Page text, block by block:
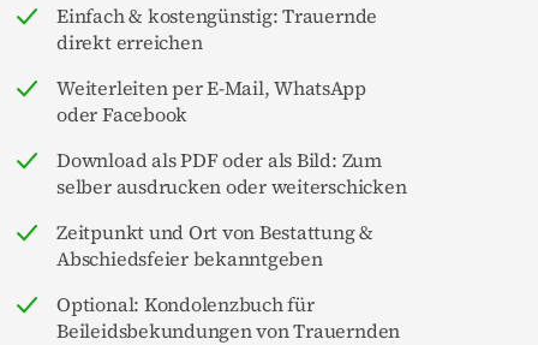
Einfach & kostengünstig: Trauernde
direkt erreichen
Weiterleiten per E-Mail, WhatsApp
oder Facebook
Download als PDF oder als Bild: Zum
selber ausdrucken oder weiterschicken
Zeitpunkt und Ort von Bestattung &
Abschiedsfeier bekanntgeben
Optional: Kondolenzbuch für
Beileidsbekundungen von Trauernden